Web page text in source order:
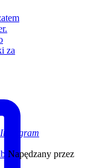
Instagram
Napędzany przez